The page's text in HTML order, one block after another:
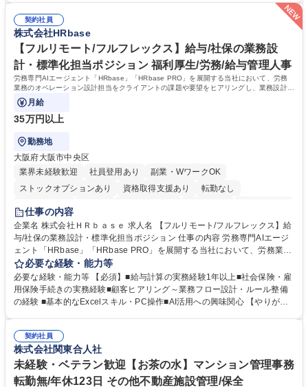
します。 ■在宅勤務の障がい者社員とのコミュニケーションを通じた適性
やスキルの把握 ■AI活用業務など、既存領域を超えた案件の開拓 ■NTTデ
ータグループの会社へ提案活動 募集職種 【業務企画】未経験OK/正社員登
用実績90%以上/月残業～5H/在宅勤務可/社会貢献
や活躍の場を生む、唯一無二の社会貢献性を実感できます。 【正社員登
用】正社員登用を前提としておりますので、最短で1.5年～2年で正社員へ
の雇用切り替えとなります。過去の正社員登用率は90％です。 将来的に
は当社の中核となる管理職になって頂く事を期待しています。 正社員登用
に向け全力でサポートを行いますのでご安心ください。 学歴・資格 学
歴：大学院 大学 高専 短大 専修学校 高校 語学力： 資格：
契約社員
株式会社HRbase
【フルリモート/フルフレックス】給与/社保の業務設
計・標準化担当ポジション 福利厚生/労務/給与管理人事
労務専門AIエージェント「HRbase」「HRbase PRO」を展開する当社において、労務
業務のオペレーション設計担当をクライアントの課題や要望をヒアリングし、業務設計や
システム設定へと落とし込むポジションです。
月給
35万円以上
勤務地
大阪府大阪市中央区
業界未経験歓迎
社員登用あり
副業・WワークOK
ストックオプションあり
資格取得支援あり
転勤なし
時短勤務あり
服装自由
仕事の内容
企業名 株式会社ＨＲｂａｓｅ 求人名 【フルリモート/フルフレックス】給
与/社保の業務設計・標準化担当ポジション 仕事の内容 労務専門AIエージ
ェント「HRbase」「HRbase PRO」を展開する当社において、労務業務
のオペレーション設計担当をクライアントの課題や要望をヒアリングし、
業務設計やシステム設定へと落とし込むポジションです。 【具体的に
は】・業務オペレーション設計（要件定義/顧客ヒアリング/業務オペレー
ションの洗い出し、ルール整備、システム設定) ・業務マニュアル作成、
（年調等の年次業務など） 募集職種 【フルリモート/フルフレックス】給
与/社保の業務設計・標準化担当ポジション
必要な経験・能力等
必要な経験・能力等 【必須】■給与計算の実務経験1年以上■社会保険・雇
用保険手続きの実務経験■顧客ヒアリング～業務フロー設計・ルール整備
の経験 ■基本的なExcelスキル・PC操作■AI活用への興味関心 【やりが
る設計にとどまらず、ご自身が現場のエキスパートとしてオペレーション
を実行する機会もあり、実務と改善の両面でスキルを発揮できる環境で
す。 学歴・資格 学歴：大学院 大学 高専 短大 専修学校 高校 語学力： 資
格：
契約社員
株式会社関東合人社
未経験・ベテラン歓迎【お茶の水】マンション管理事務
転勤無/年休123日 その他不動産施設管理/保全